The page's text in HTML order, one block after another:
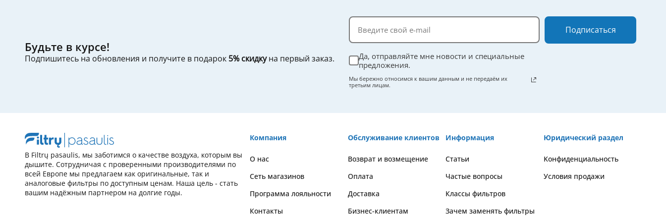
Будьте в курсе!
Подпишитесь на обновления и получите в подарок 5% скидкуна первый заказ.
Да, отправляйте мне новости и специальные
предложения.
Мы бережно относимся к вашим данным и не передаём их
третьим лицам.
Подписаться
В Filtrų pasaulis, мы заботимся о качестве воздуха, которым вы
дышите. Сотрудничая с проверенными производителями по
всей Европе мы предлагаем как оригинальные, так и
аналоговые фильтры по доступным ценам. Наша цель - стать
вашим надёжным партнером на долгие годы.
Компания
О нас
Сеть магазинов
Программа лояльности
Контакты
Обслуживание клиентов
Возврат и возмещение
Оплата
Доставка
Бизнес-клиентам
Информация
Статьи
Частые вопросы
Классы фильтров
Зачем заменять фильтры
Юридический раздел
Kонфиденциальность
Условия продажи